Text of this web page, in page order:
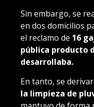
Sin embargo, se
en dos domicilios
el reclamo de 16
pública producto
desarrollaba.
En tanto, se
la limpieza de